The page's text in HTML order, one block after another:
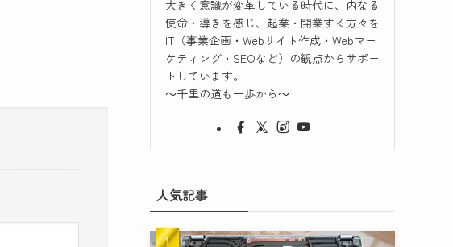
大きく意識が変革している時代に、内なる
使命・導きを感じ、起業・開業する方々を
IT（事業企画・Webサイト作成・Webマー
ケティング・SEOなど）の観点からサポー
トしています。
～千里の道も一歩から～
人気記事